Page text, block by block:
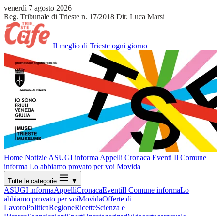
venerdì 7 agosto 2026
Reg. Tribunale di Trieste n. 17/2018 Dir. Luca Marsi
Il meglio di Trieste ogni giorno
Home Notizie ASUGI informa Appelli Cronaca Eventi Il Comune
informa Lo abbiamo provato per voi Movida
Tutte le categorie ▼
ASUGI informaAppelliCronacaEventiIl Comune informaLo
abbiamo provato per voiMovidaOfferte di
LavoroPoliticaRegioneRicetteScienza e